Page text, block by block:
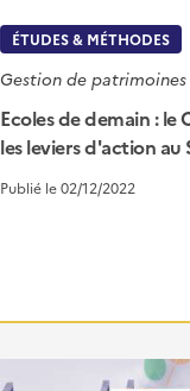
ÉTUDES & MÉTHODES
Gestion de
Ecoles de demain : le
les leviers d'action au
Publié le 02/12/2022